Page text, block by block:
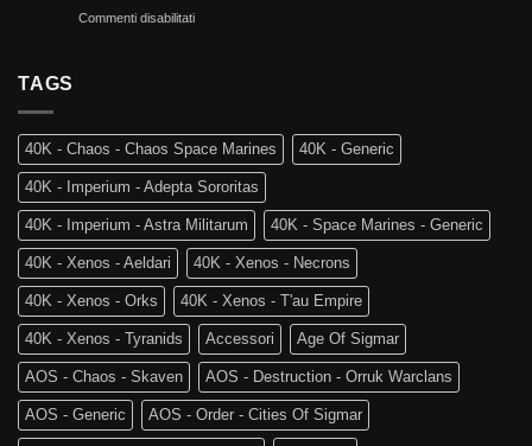
Kill
Mortali:
Edizione
di
Age
of
Sigmar
Commenti disabilitatisu
The
Old
World
tra
noi!
TAGS
40K - Chaos - Chaos Space Marines 40K - Generic
40K - Imperium - Adepta Sororitas
40K - Imperium - Astra Militarum 40K - Space Marines - Generic
40K - Xenos - Aeldari 40K - Xenos - Necrons
40K - Xenos - Orks 40K - Xenos - T'au Empire
40K - Xenos - Tyranids Accessori Age Of Sigmar
AOS - Chaos - Skaven AOS - Destruction - Orruk Warclans
AOS - Generic AOS - Order - Cities Of Sigmar